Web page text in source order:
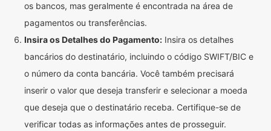
os bancos, mas geralmente é encontrada na área de
pagamentos ou transferências.
Insira os Detalhes do Pagamento: Insira os detalhes
bancários do destinatário, incluindo o código SWIFT/BIC e
o número da conta bancária. Você também precisará
inserir o valor que deseja transferir e selecionar a moeda
que deseja que o destinatário receba. Certifique-se de
verificar todas as informações antes de prosseguir.